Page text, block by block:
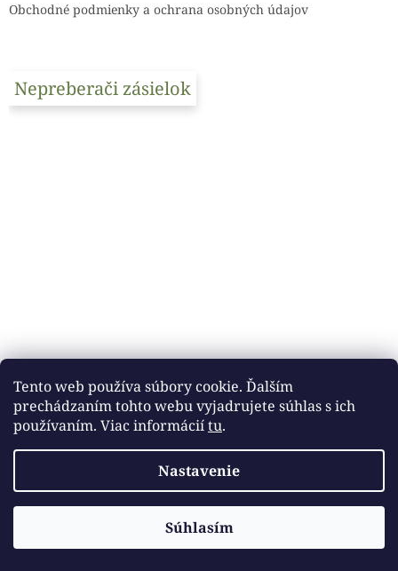
Tento web používa súbory cookie. Ďalším
prechádzaním tohto webu vyjadrujete súhlas s ich
používaním. Viac informáciítu.
Nastavenie
Súhlasím
Obchodné podmienky a ochrana osobných údajov
Nepreberači zásielok
Vytvoril Shoptet
DOBROTÉKA. Všetky práva vyhradené.